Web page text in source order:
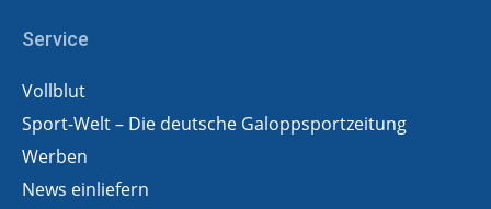
Service
Vollblut
Sport-Welt – Die deutsche Galoppsportzeitung
Werben
News einliefern